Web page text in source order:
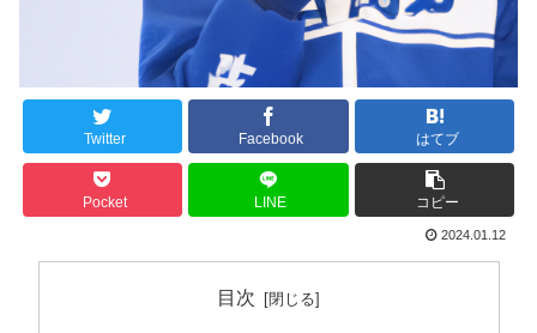
Twitter Facebook はてブ
Pocket LINE コピー
2024.01.12
目次